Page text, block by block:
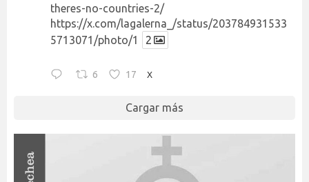
theres-no-countries-2/
https://x.com/lagalerna_/status/203784931533
5713071/photo/1
2
6 17 X
Cargar más